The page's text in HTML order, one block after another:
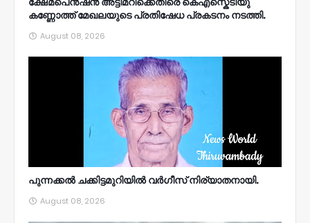
കണ്ണോത്ത് മേഖലയുടെ പ്രതിഷേധ പ്രകടനം നടത്തി.
August 08, 2026
പുന്നക്കൽ ചക്കിട്ടമുറിയിൽ വർഗീസ് നിര്യാതനായി.
August 08, 2026